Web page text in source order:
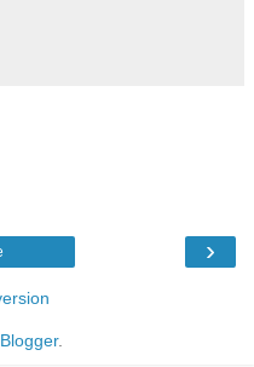
›
Blogger.